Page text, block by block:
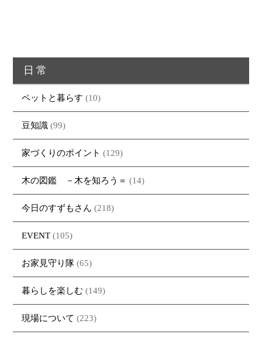
日常
ペットと暮らす (10)
豆知識 (99)
家づくりのポイント (129)
木の図鑑 －木を知ろう＝ (14)
今日のすずもさん (218)
EVENT (105)
お家見守り隊 (65)
暮らしを楽しむ (149)
現場について (223)